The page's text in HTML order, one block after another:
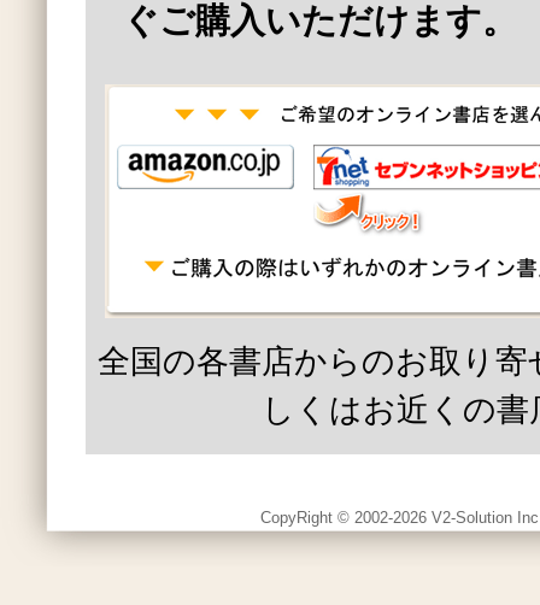
ぐご購入いただけます。
全国の各書店からのお取り
しくはお近くの書
CopyRight © 2002-2026 V2-Solution